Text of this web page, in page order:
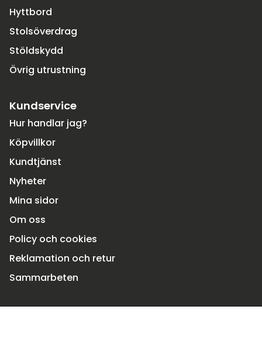
Hyttbord
Stolsöverdrag
Stöldskydd
Övrig utrustning
Kundservice
Hur handlar jag?
Köpvillkor
Kundtjänst
Nyheter
Mina sidor
Om oss
Policy och cookies
Reklamation och retur
Sammarbeten